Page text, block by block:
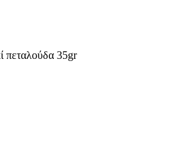
πεταλούδα 35gr